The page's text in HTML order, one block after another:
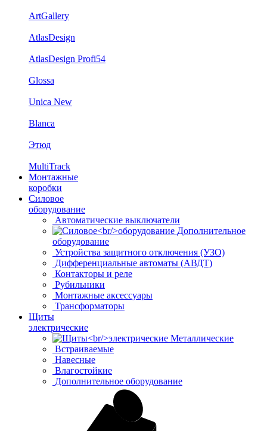
ArtGallery
AtlasDesign
AtlasDesign Profi54
Glossa
Unica New
Blanca
Этюд
MultiTrack
Монтажные
коробки
Силовое
оборудование
Автоматические выключатели
Дополнительное
оборудование
Устройства защитного отключения (УЗО)
Дифференциальные автоматы (АВДТ)
Контакторы и реле
Рубильники
Монтажные аксессуары
Трансформаторы
Щиты
электрические
Металлические
Встраиваемые
Навесные
Влагостойкие
Дополнительное оборудование